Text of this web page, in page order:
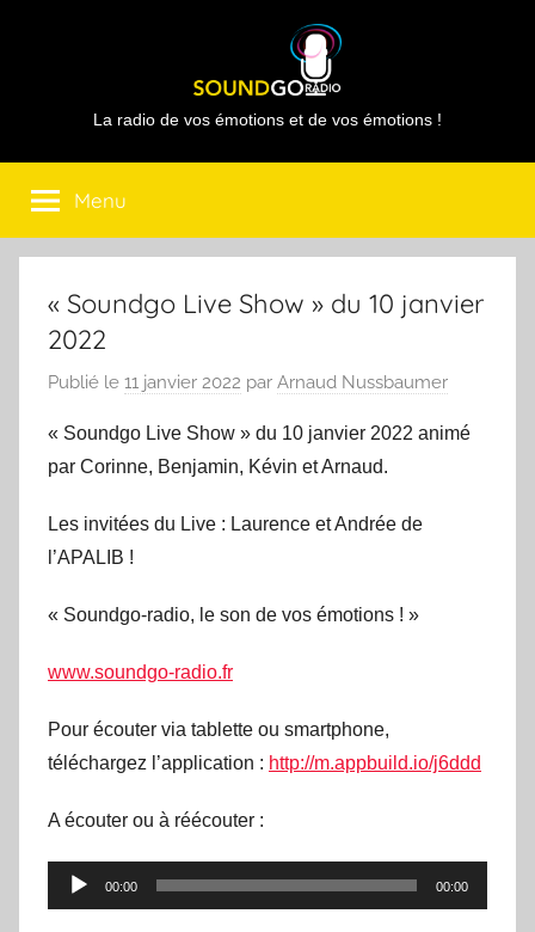
Sound
Go
Radio
La radio de vos émotions et de vos émotions !
Menu
« Soundgo Live Show » du 10 janvier
2022
Publié le 11 janvier 2022 par Arnaud Nussbaumer
« Soundgo Live Show » du 10 janvier 2022 animé
par Corinne, Benjamin, Kévin et Arnaud.
Les invitées du Live : Laurence et Andrée de
l’APALIB !
« Soundgo-radio, le son de vos émotions ! »
www.soundgo-radio.fr
Pour écouter via tablette ou smartphone,
téléchargez l’application : http://m.appbuild.io/j6ddd
A écouter ou à réécouter :
Lecteur
audio
00:00 00:00